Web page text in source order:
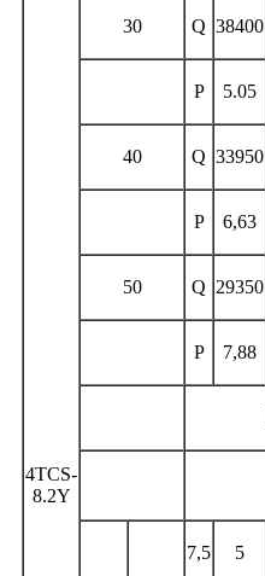
4TCS-
8.2Y
30 Q 38400
P 5.05
40 Q 33950
P 6,63
50 Q 29350
P 7,88
7,5 5